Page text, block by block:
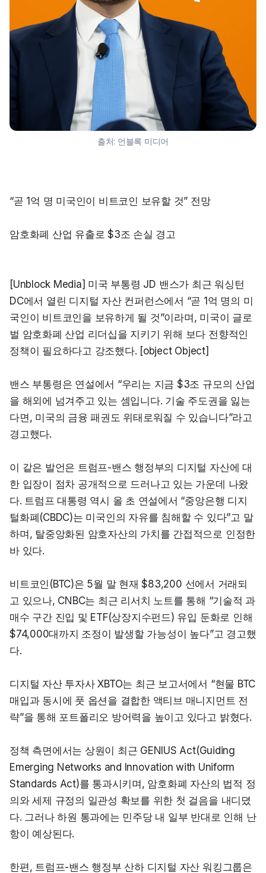
출처: 언블록 미디어
“곧 1억 명 미국인이 비트코인 보유할 것” 전망
암호화폐 산업 유출로 $3조 손실 경고
[Unblock Media] 미국 부통령 JD 밴스가 최근 워싱턴
DC에서 열린 디지털 자산 컨퍼런스에서 “곧 1억 명의 미
국인이 비트코인을 보유하게 될 것”이라며, 미국이 글로
벌 암호화폐 산업 리더십을 지키기 위해 보다 전향적인
정책이 필요하다고 강조했다. [object Object]
밴스 부통령은 연설에서 “우리는 지금 $3조 규모의 산업
을 해외에 넘겨주고 있는 셈입니다. 기술 주도권을 잃는
다면, 미국의 금융 패권도 위태로워질 수 있습니다”라고
경고했다.
이 같은 발언은 트럼프-밴스 행정부의 디지털 자산에 대
한 입장이 점차 공개적으로 드러나고 있는 가운데 나왔
다. 트럼프 대통령 역시 올 초 연설에서 “중앙은행 디지
털화폐(CBDC)는 미국인의 자유를 침해할 수 있다”고 말
하며, 탈중앙화된 암호자산의 가치를 간접적으로 인정한
바 있다.
비트코인(BTC)은 5월 말 현재 $83,200 선에서 거래되
고 있으나, CNBC는 최근 리서치 노트를 통해 “기술적 과
매수 구간 진입 및 ETF(상장지수펀드) 유입 둔화로 인해
$74,000대까지 조정이 발생할 가능성이 높다”고 경고했
다.
디지털 자산 투자사 XBTO는 최근 보고서에서 “현물 BTC
매입과 동시에 풋 옵션을 결합한 액티브 매니지먼트 전
략”을 통해 포트폴리오 방어력을 높이고 있다고 밝혔다.
정책 측면에서는 상원이 최근 GENIUS Act(Guiding
Emerging Networks and Innovation with Uniform
Standards Act)를 통과시키며, 암호화폐 자산의 법적 정
의와 세제 규정의 일관성 확보를 위한 첫 걸음을 내디뎠
다. 그러나 하원 통과에는 민주당 내 일부 반대로 인해 난
항이 예상된다.
한편, 트럼프-밴스 행정부 산하 디지털 자산 워킹그룹은